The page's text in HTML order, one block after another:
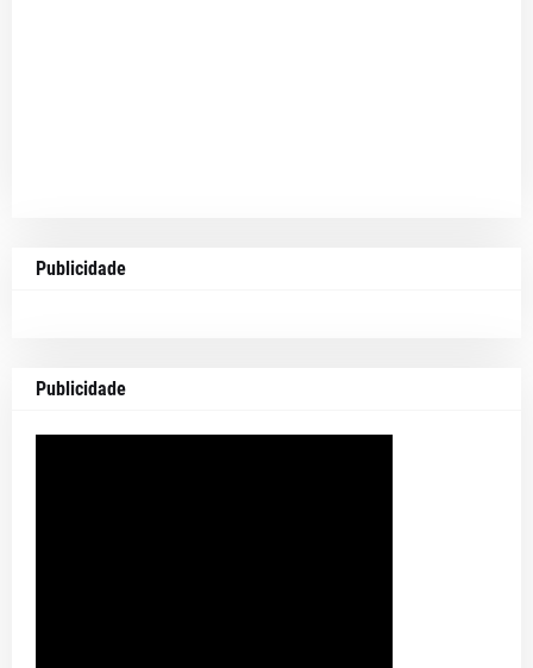
Publicidade
Publicidade